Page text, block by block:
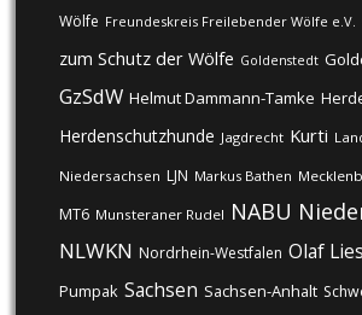
Wölfe Freundeskreis Freilebender Wölfe e.V.
zum Schutz der Wölfe Goldenstedt
GzSdW Helmut Dammann-Tamke
Herdenschutzhunde Jagdrecht Kurti
Niedersachsen LJN Markus Bathen
MT6 Munsteraner Rudel NABU
NLWKN Nordrhein-Westfalen Olaf Lies
Pumpak Sachsen Sachsen-Anhalt